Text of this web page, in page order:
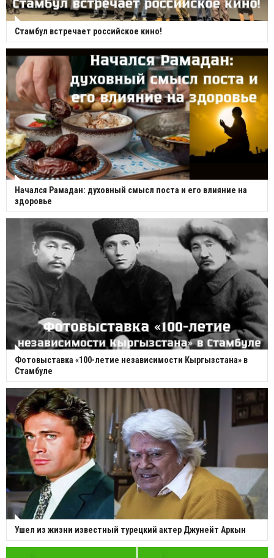
Стамбул встречает российское кино!
Начался Рамадан: духовный смысл поста и его влияние на
здоровье
Фотовыставка «100-летие независимости Кыргызстана» в
Стамбуле
Ушел из жизни известный турецкий актер Джунейт Аркын